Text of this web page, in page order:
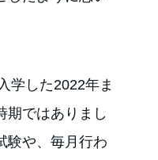
学した2022年ま
期ではありまし
験や、毎月行わ